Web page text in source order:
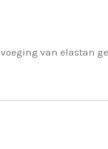
van elastan